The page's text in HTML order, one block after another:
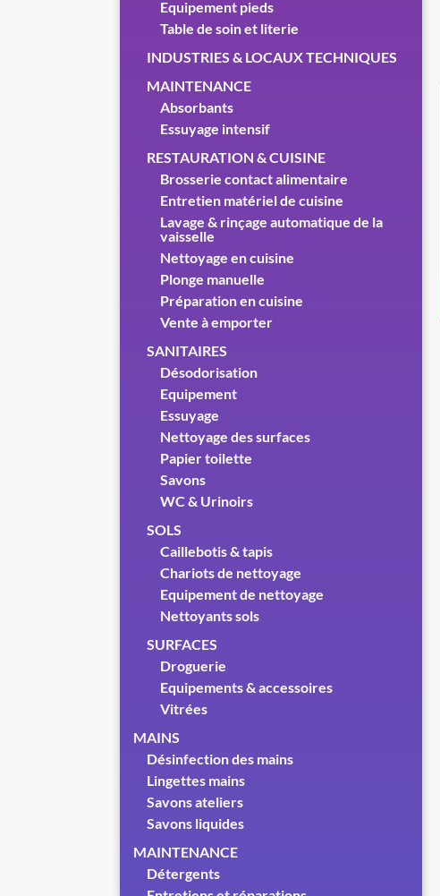
Equipement pieds
Table de soin et literie
INDUSTRIES & LOCAUX TECHNIQUES
MAINTENANCE
Absorbants
Essuyage intensif
RESTAURATION & CUISINE
Brosserie contact alimentaire
Entretien matériel de cuisine
Lavage & rinçage automatique de la
vaisselle
Nettoyage en cuisine
Plonge manuelle
Préparation en cuisine
Vente à emporter
SANITAIRES
Désodorisation
Equipement
Essuyage
Nettoyage des surfaces
Papier toilette
Savons
WC & Urinoirs
SOLS
Caillebotis & tapis
Chariots de nettoyage
Equipement de nettoyage
Nettoyants sols
SURFACES
Droguerie
Equipements & accessoires
Vitrées
MAINS
Désinfection des mains
Lingettes mains
Savons ateliers
Savons liquides
MAINTENANCE
Détergents